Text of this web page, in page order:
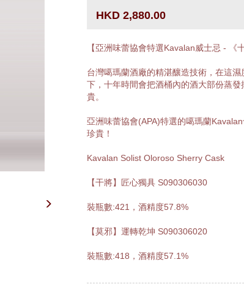
HKD 2,880.00
【亞洲味蕾協會特選Kavalan威士忌 - 《
台灣噶瑪蘭酒廠的精湛釀造技術，在這
下，十年時間會把酒桶內的酒大部份蒸
貴。
亞洲味蕾協會(APA)特選的噶瑪蘭
珍貴！
Kavalan Solist Oloroso Sherry Cask
【干將】匠心獨具 S090306030
裝瓶數:421，酒精度57.8%
【莫邪】運轉乾坤 S090306020
裝瓶數:418，酒精度57.1%